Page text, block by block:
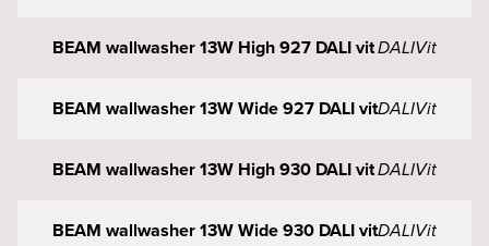
BEAM wallwasher 13W High 927 DALI vitDALIVit
BEAM wallwasher 13W Wide 927 DALI vitDALIVit
BEAM wallwasher 13W High 930 DALI vitDALIVit
BEAM wallwasher 13W Wide 930 DALI vitDALIVit